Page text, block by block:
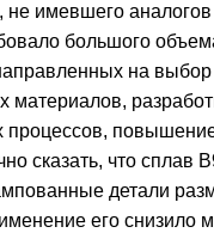
не имевшего
большого
на выбор
материалов,
процессов,
сказать, что сплав
детали
его снизило